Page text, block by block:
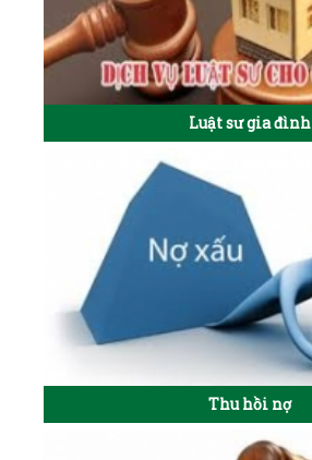
Luật sư gia đình
Thu hồi nợ